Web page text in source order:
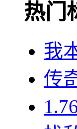
热门
我
传